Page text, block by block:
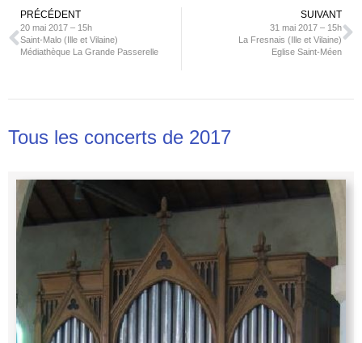
PRÉCÉDENT
20 mai 2017 – 15h
Saint-Malo (Ille et Vilaine)
Médiathèque La Grande Passerelle
SUIVANT
31 mai 2017 – 15h
La Fresnais (Ille et Vilaine)
Eglise Saint-Méen
Tous les concerts de 2017